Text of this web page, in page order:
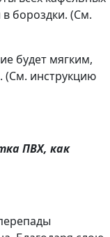
бороздки. (См.
будет мягким,
(См. инструкцию
ПВХ, как